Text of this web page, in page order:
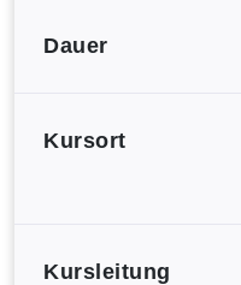
Dauer
Kursort
Kursleitung